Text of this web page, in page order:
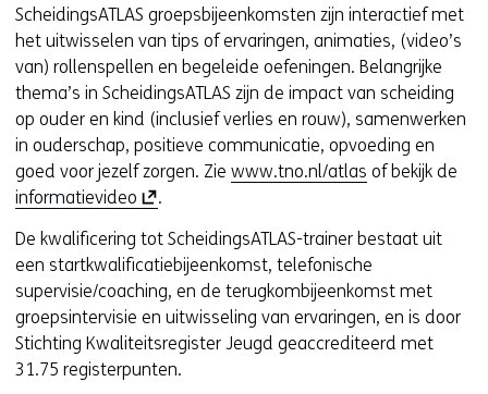
ScheidingsATLAS groepsbijeenkomsten zijn interactief met
het uitwisselen van tips of ervaringen, animaties, (video’s
van) rollenspellen en begeleide oefeningen. Belangrijke
thema’s in ScheidingsATLAS zijn de impact van scheiding
op ouder en kind (inclusief verlies en rouw), samenwerken
in ouderschap, positieve communicatie, opvoeding en
goed voor jezelf zorgen. Zie www.tno.nl/atlas of bekijk de
informatievideo (
p
e
n
i
n
.
De kwalificering tot ScheidingsATLAS-trainer bestaat uit
een startkwalificatiebijeenkomst, telefonische
supervisie/coaching, en de terugkombijeenkomst met
groepsintervisie en uitwisseling van ervaringen, en is door
Stichting Kwaliteitsregister Jeugd geaccrediteerd met
31.75 registerpunten.